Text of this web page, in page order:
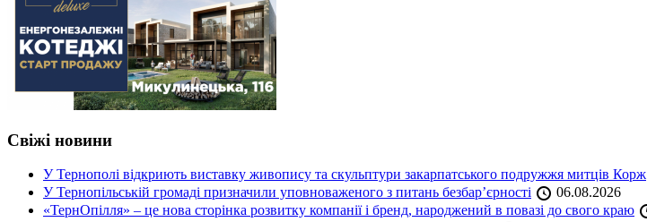
Свіжі новини
У Тернополі відкриють виставку живопису та скульптури закарпатського подружжя митців Корж
У Тернопільській громаді призначили уповноваженого з питань безбар’єрності
06.08.2026
«ТернОпілля» – це нова сторінка розвитку компанії і бренд, народжений в повазі до свого краю